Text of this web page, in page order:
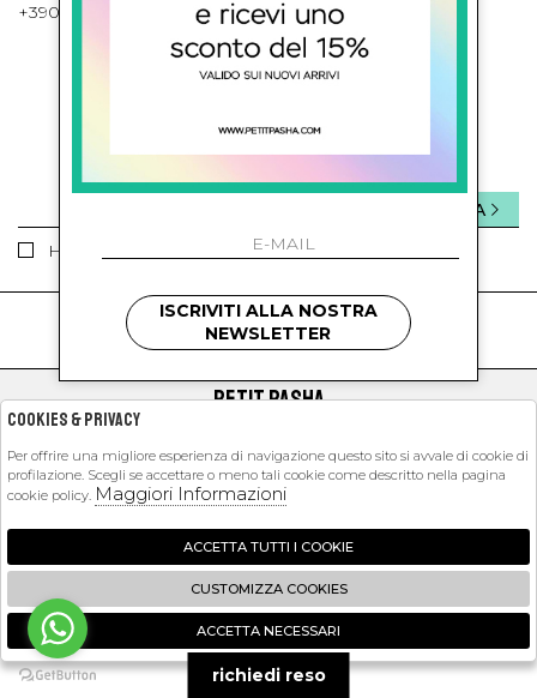
+39081643421 , +390812351280
ISCRIVITI ALLA NEWSLETTER
Ho letto ed accettato le condizioni sulla privacy.
INVIA
kids
PETIT PASHA
EXTRA
2026 Petit Pasha - P.iva : 09423341214 Powered by
Zucchetti
🍪
ISCRIVITI ALLA NOSTRA
NEWSLETTER
richiedi reso
Cookies & Privacy
Per offrire una migliore esperienza di navigazione questo sito si avvale di cookie di
profilazione. Scegli se accettare o meno tali cookie come descritto nella pagina
cookie policy. Maggiori Informazioni
ACCETTA TUTTI I COOKIE
CUSTOMIZZA COOKIES
ACCETTA NECESSARI